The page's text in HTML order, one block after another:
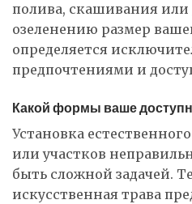
полива, скашивания или
озеленению размер
определяется
предпочтениями и
Какой формы ваше
Установка
или участков
быть сложной задачей.
искусственная трава